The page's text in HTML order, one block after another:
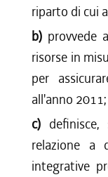
riparto di cui
b) provvede
risorse in
per
all'anno 2011;
c)
relazione a
integrative